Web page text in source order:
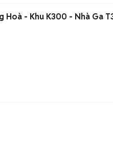
Hoà - Khu K300 - Nhà Ga